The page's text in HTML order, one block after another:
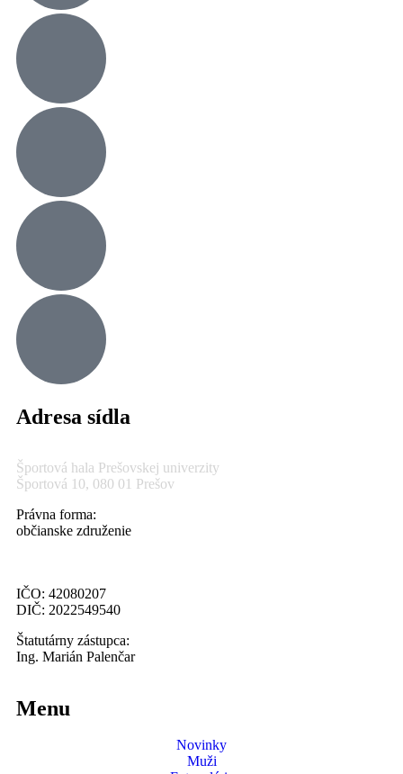
Adresa sídla
Športová hala Prešovskej univerzity
Športová 10, 080 01 Prešov
Právna forma:
občianske združenie
IČO: 42080207
DIČ: 2022549540
Štatutárny zástupca:
Ing. Marián Palenčar
Menu
Novinky
Muži